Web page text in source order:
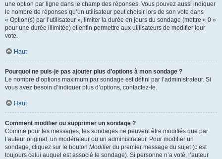
une option par ligne dans le champ des réponses. Vous pouvez aussi indiquer
le nombre de réponses qu’un utilisateur peut choisir lors de son vote dans
« Option(s) par l’utilisateur », limiter la durée en jours du sondage (mettre « 0 »
pour une durée illimitée) et enfin permettre aux utilisateurs de modifier leur
vote.
Haut
Pourquoi ne puis-je pas ajouter plus d’options à mon sondage ?
Le nombre d’options maximum par sondage est défini par l’administrateur. Si
vous avez besoin d’indiquer plus d’options, contactez-le.
Haut
Comment modifier ou supprimer un sondage ?
Comme pour les messages, les sondages ne peuvent être modifiés que par
l’auteur original, un modérateur ou un administrateur. Pour modifier un
sondage, cliquez sur le bouton Modifierdu premier message du sujet (c’est
toujours celui auquel est associé le sondage). Si personne n’a voté, l’auteur